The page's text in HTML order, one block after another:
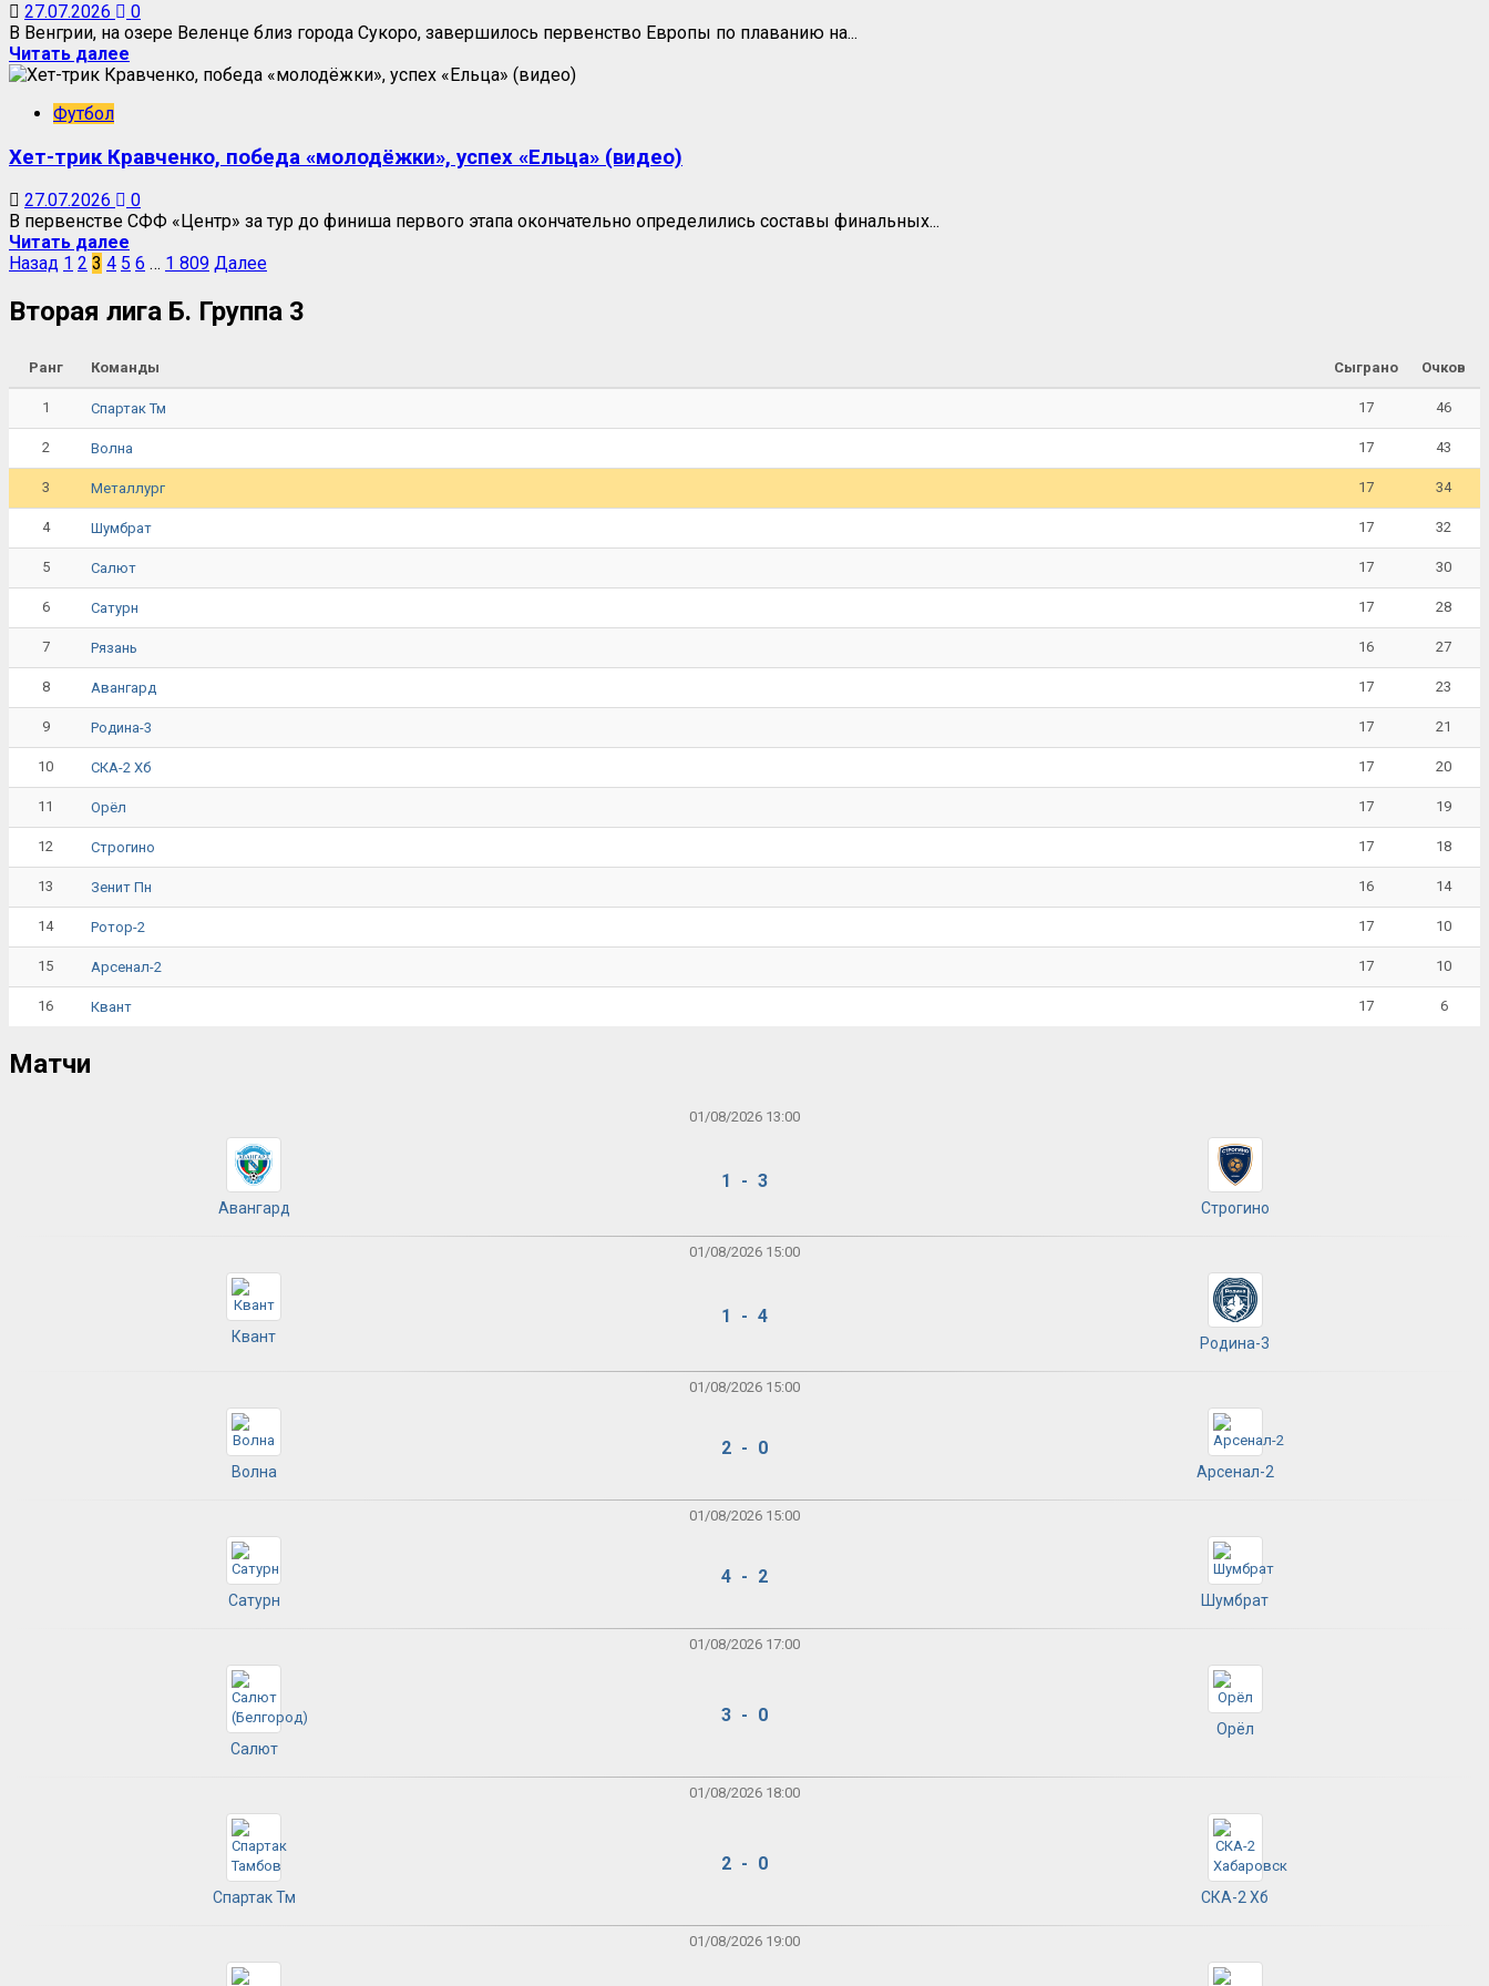
27.07.2026
0
В Венгрии, на озере Веленце близ города Сукоро, завершилось первенство Европы по плаванию на...
Читать далее
Футбол
Хет-трик Кравченко, победа «молодёжки», успех «Ельца» (видео)
27.07.2026
0
В первенстве СФФ «Центр» за тур до финиша первого этапа окончательно определились составы финальных...
Читать далее
Назад 1 2 3 4 5 6 … 1 809 Далее
Вторая лига Б. Группа 3
Ранг Команды Сыграно Очков
1 Спартак Тм 17 46
2 Волна 17 43
3 Металлург 17 34
4 Шумбрат 17 32
5 Салют 17 30
6 Сатурн 17 28
7 Рязань 16 27
8 Авангард 17 23
9 Родина-3 17 21
10 СКА-2 Хб 17 20
11 Орёл 17 19
12 Строгино 17 18
13 Зенит Пн 16 14
14 Ротор-2 17 10
15 Арсенал-2 17 10
16 Квант 17 6
Матчи
01/08/2026 13:00
Авангард
1 - 3
Строгино
01/08/2026 15:00
Квант
1 - 4
Родина-3
01/08/2026 15:00
Волна
2 - 0
Арсенал-2
01/08/2026 15:00
Сатурн
4 - 2
Шумбрат
01/08/2026 17:00
Салют
3 - 0
Орёл
01/08/2026 18:00
Спартак Тм
2 - 0
СКА-2 Хб
01/08/2026 19:00